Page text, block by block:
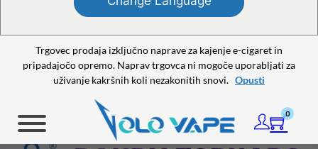
Trgovec prodaja izključno naprave za kajenje e-cigaret in
pripadajočo opremo. Naprav trgovca ni mogoče uporabljati za
uživanje kakršnih koli nezakonitih snovi. Opusti
0